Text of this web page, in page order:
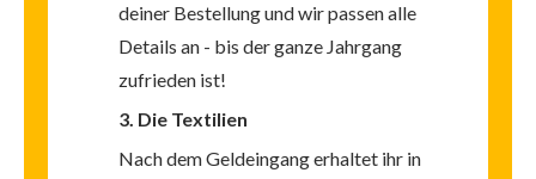
deiner Bestellung und wir passen alle
Details an - bis der ganze Jahrgang
zufrieden ist!
3. Die Textilien
Nach dem Geldeingang erhaltet ihr in